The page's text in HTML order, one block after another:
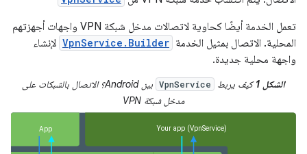
تعمل الخدمة أيضًا كحاوية لاتصالات مدخل شبكة VPN واجهات أجهزتهم
المحلية. الاتصال بمثيل الخدمة VpnService.Builder لإنشاء
واجهة محلية جديدة.
الشكل 1 كيف يربط VpnService
بين Android؟ الاتصال بالشبكات على
مدخل شبكة VPN